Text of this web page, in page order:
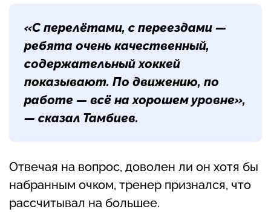
«С перелётами, с переездами —
ребята очень качественный,
содержательный хоккей
показывают. По движению, по
работе — всё на хорошем уровне»,
— сказал Тамбиев.
Отвечая на вопрос, доволен ли он хотя бы
набранным очком, тренер признался, что
рассчитывал на большее.